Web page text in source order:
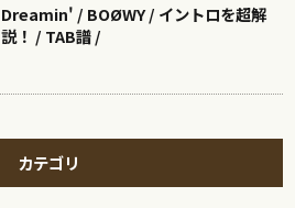
Dreamin' / BOØWY / イントロを超解
説！ / TAB譜 /
カテゴリ